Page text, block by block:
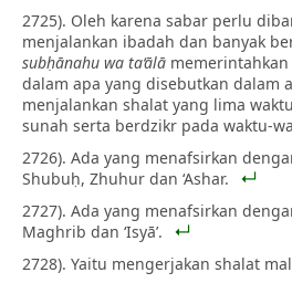
2725). Oleh karena sabar perlu
menjalankan ibadah dan banyak
subḥānahu wa ta‘ālā
dalam apa yang disebutkan dalam
menjalankan shalat yang lima
sunah serta berdzikr pada waktu-
2726). Ada yang menafsirkan
Shubuḥ, Zhuhur dan ‘Ashar.
2727). Ada yang menafsirkan
Maghrib dan ‘Isyā’.
2728). Yaitu mengerjakan shalat